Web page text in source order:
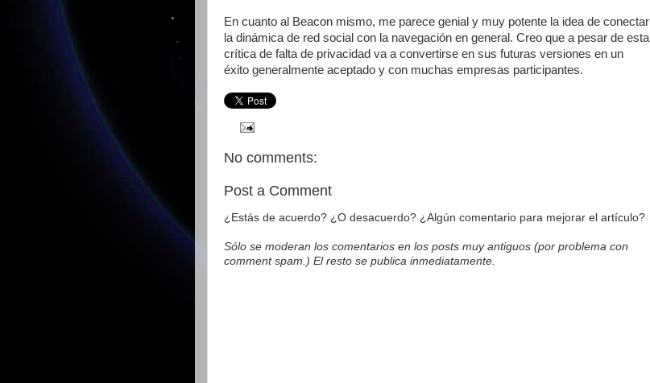
En cuanto al Beacon mismo, me parece genial y muy potente la idea de conectar
la dinámica de red social con la navegación en general. Creo que a pesar de esta
crítica de falta de privacidad va a convertirse en sus futuras versiones en un
éxito generalmente aceptado y con muchas empresas participantes.
No comments:
Post a Comment
¿Estás de acuerdo? ¿O desacuerdo? ¿Algún comentario para mejorar el artículo?
Sólo se moderan los comentarios en los posts muy antiguos (por problema con
comment spam.) El resto se publica inmediatamente.